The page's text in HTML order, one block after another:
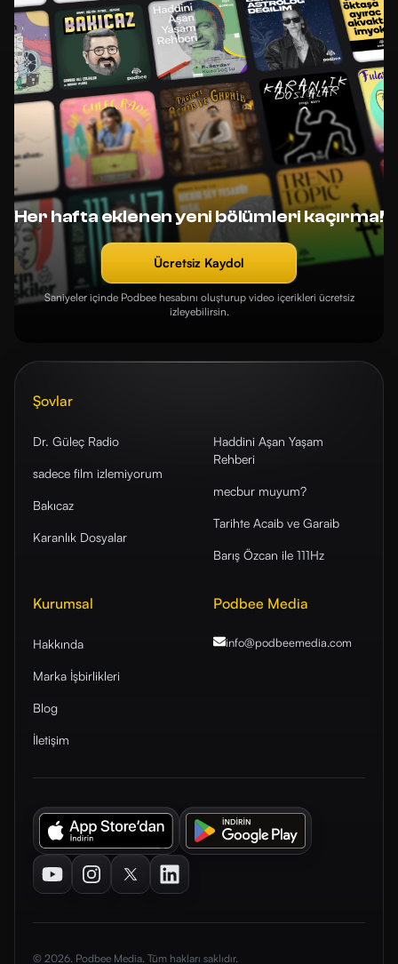
Her hafta eklenen yeni bölümleri kaçırma!
Ücretsiz Kaydol
Saniyeler içinde Podbee hesabını oluşturup video içerikleri ücretsiz
izleyebilirsin.
Şovlar
Dr. Güleç Radio
sadece film izlemiyorum
Bakıcaz
Karanlık Dosyalar
Haddini Aşan Yaşam
Rehberi
mecbur muyum?
Tarihte Acaib ve Garaib
Barış Özcan ile 111Hz
Kurumsal
Hakkında
Marka İşbirlikleri
Blog
İletişim
Podbee Media
info@podbeemedia.com
YoutubeInstagramTwitterLinkedIn
© 2026. Podbee Media. Tüm hakları saklıdır.